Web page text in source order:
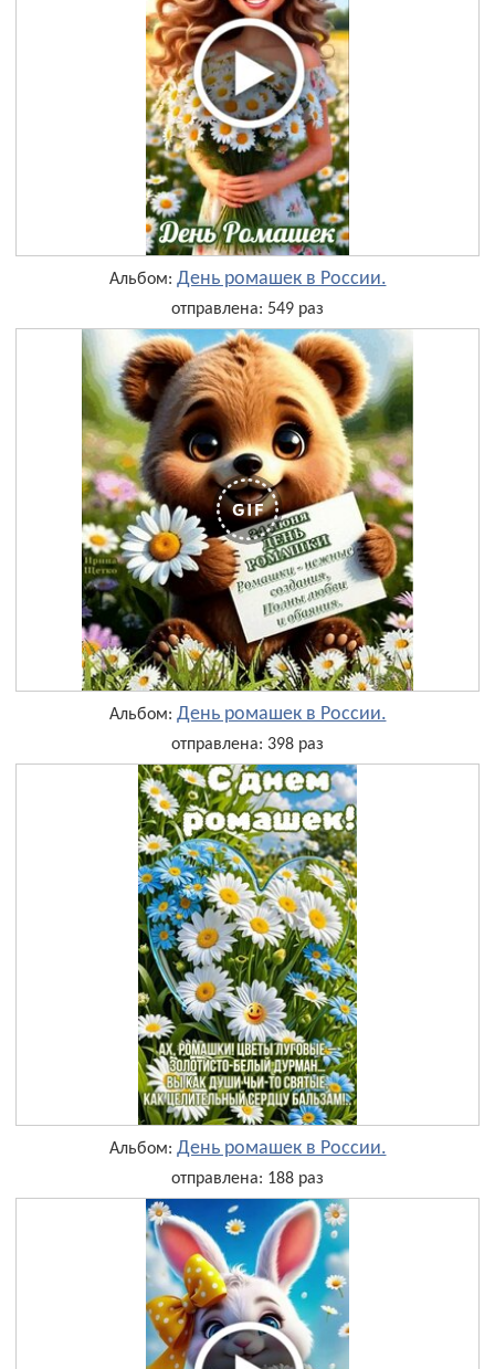
Альбом: День ромашек в России.
отправлена: 549 раз
Альбом: День ромашек в России.
отправлена: 398 раз
Альбом: День ромашек в России.
отправлена: 188 раз